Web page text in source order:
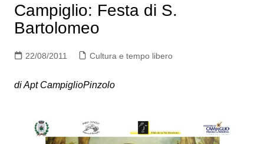
Campiglio: Festa di S.
Bartolomeo
22/08/2011 Cultura e tempo libero
di Apt CampiglioPinzolo